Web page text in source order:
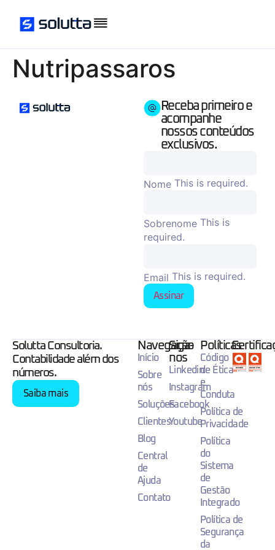
Nutripassaros
Receba primeiro e
acompanhe
nossos conteúdos
exclusivos.
Nome This is required.
Sobrenome This is
required.
Email This is required.
Assinar
Solutta Consultoria.
Contabilidade além dos
números.
Saiba mais
Navegação
Início
Sobre
nós
Soluções
Clientes
Blog
Central
de
Ajuda
Contato
Siga-
nos
Linkedin
Instagram
Facebook
Youtube
Políticas
Código
de Ética
e
Conduta
Política de
Privacidade
Política
do
Sistema
de
Gestão
Integrado
Política de
Segurança
da